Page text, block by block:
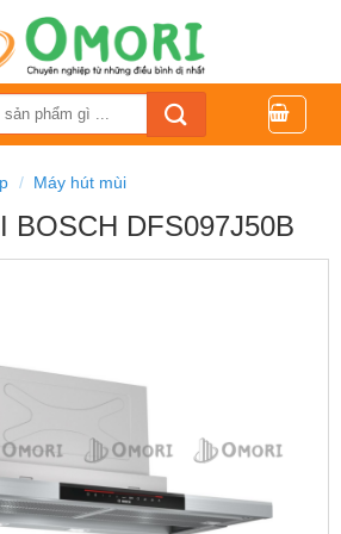
/ Máy hút mùi
BOSCH DFS097J50B